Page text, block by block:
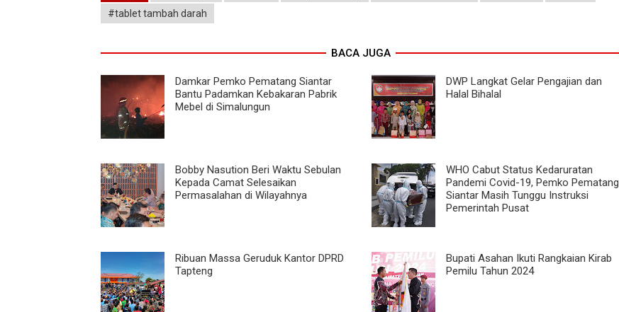
#tablet tambah darah
BACA JUGA
Damkar Pemko Pematang Siantar
Bantu Padamkan Kebakaran Pabrik
Mebel di Simalungun
DWP Langkat Gelar Pengajian dan
Halal Bihalal
Bobby Nasution Beri Waktu Sebulan
Kepada Camat Selesaikan
Permasalahan di Wilayahnya
WHO Cabut Status Kedaruratan
Pandemi Covid-19, Pemko Pematang
Siantar Masih Tunggu Instruksi
Pemerintah Pusat
Ribuan Massa Geruduk Kantor DPRD
Tapteng
Bupati Asahan Ikuti Rangkaian Kirab
Pemilu Tahun 2024